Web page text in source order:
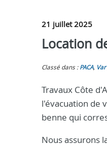
21 juillet 2025
Location
Classé dans : PACA, Var
Travaux Côte
l'évacuation de
benne qui
Nous assurons